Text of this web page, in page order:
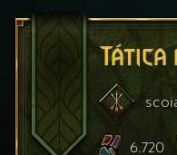
Tática
6.720